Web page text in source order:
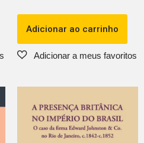
Adicionar ao carrinho